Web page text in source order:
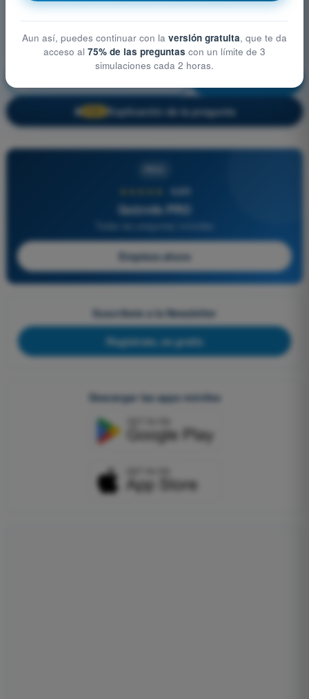
🔒 Explicación de la pregunta
4,6/5
Quizvds PRO
Empieza ahora
Suscríbete a la Newsletter
Regístrate, es gratis
Descargar las apps móviles
Aun así, puedes continuar con la versión gratuita, que te da
acceso al 75% de las preguntas con un límite de 3
simulaciones cada 2 horas.